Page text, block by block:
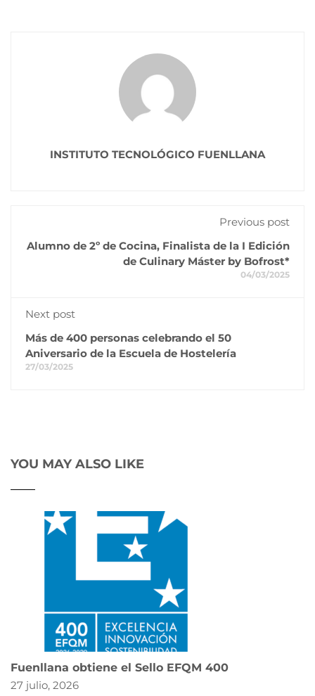
INSTITUTO TECNOLÓGICO FUENLLANA
Previous post
Alumno de 2º de Cocina, Finalista de la I Edición
de Culinary Máster by Bofrost*
04/03/2025
Next post
Más de 400 personas celebrando el 50
Aniversario de la Escuela de Hostelería
27/03/2025
YOU MAY ALSO LIKE
Fuenllana obtiene el Sello EFQM 400
27 julio, 2026